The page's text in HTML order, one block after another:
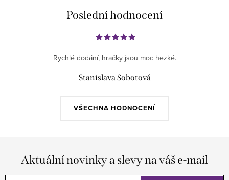
Poslední hodnocení
VŠECHNA HODNOCENÍ
Rychlé dodání, hračky jsou moc hezké.
Stanislava Sobotová
Aktuální novinky a slevy na váš e-mail